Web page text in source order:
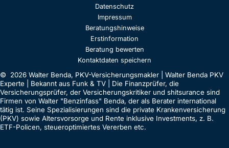
Datenschutz
Impressum
Beratungshinweise
Erstinformation
Beratung bewerten
Kontaktdaten speichern
© 2026 Walter Benda, PKV-Versicherungsmakler | Walter Benda PKV
Experte | Bekannt aus Funk & TV | Die Finanzprüfer, die
Versicherungsprüfer, der Versicherungskritiker und shitsurance sind
Firmen von Walter "Benzinfass" Benda, der als Berater international
tätig ist. Seine Spezialisierungen sind die private Krankenversicherung
(PKV) sowie Altersvorsorge und Rente inklusive Investments, z. B.
ETF-Policen, steueroptimiertes Vererben etc.